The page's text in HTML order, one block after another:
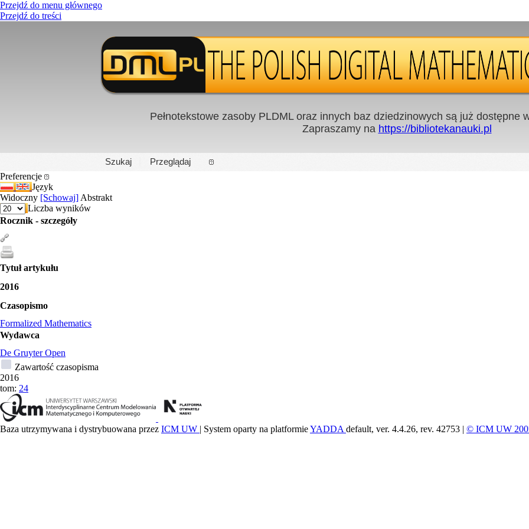
Przejdź do menu głównego
Przejdź do treści
PL|EN
Pełnotekstowe zasoby PLDML oraz innych baz dziedzinowych są już dostępne
Zapraszamy na https://bibliotekanauki.pl
Szukaj Przeglądaj
Preferencje
Język
Widoczny [Schowaj] Abstrakt
Liczba wyników
Rocznik - szczegóły
Tytuł artykułu
2016
Czasopismo
Formalized Mathematics
Wydawca
De Gruyter Open
Zawartość czasopisma
2016
tom: 24
Baza utrzymywana i dystrybuowana przez ICM UW | System oparty na platformieYADDA default, ver. 4.4.26, rev. 42753 | © ICM UW